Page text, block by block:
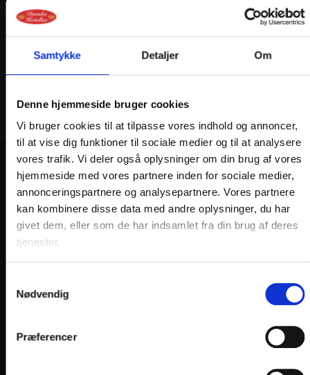
Samtykke Detaljer Om
Denne hjemmeside bruger cookies
Vi bruger cookies til at tilpasse vores indhold og annoncer,
til at vise dig funktioner til sociale medier og til at analysere
vores trafik. Vi deler også oplysninger om din brug af vores
hjemmeside med vores partnere inden for sociale medier,
annonceringspartnere og analysepartnere. Vores partnere
kan kombinere disse data med andre oplysninger, du har
givet dem, eller som de har indsamlet fra din brug af deres
tjenester.
Nødvendig
Præferencer
VORES HOTELLER OG KATEGORIER